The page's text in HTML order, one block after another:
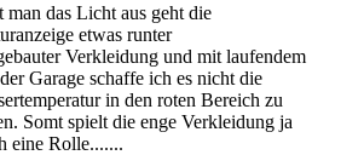
man das Licht aus geht die
etwas runter
Verkleidung und mit laufendem
Garage schaffe ich es nicht die
in den roten Bereich zu
Somt spielt die enge Verkleidung ja
eine Rolle.......